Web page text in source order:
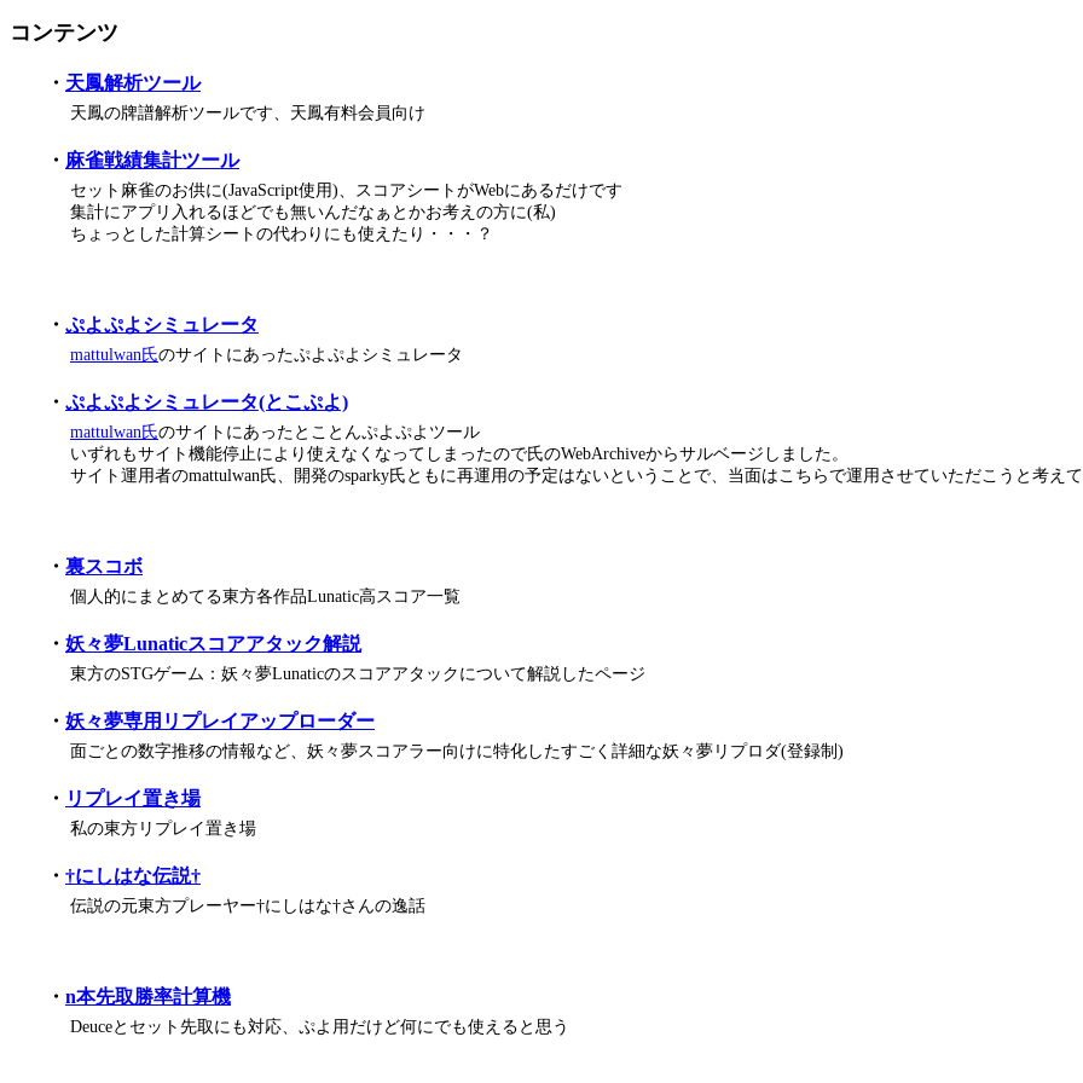
コンテンツ
・ 天鳳解析ツール
天鳳の牌譜解析ツールです、天鳳有料会員向け
・ 麻雀戦績集計ツール
セット麻雀のお供に(JavaScript使用)、スコアシートがWebにあるだけです
集計にアプリ入れるほどでも無いんだなぁとかお考えの方に(私)
ちょっとした計算シートの代わりにも使えたり・・・？
・ ぷよぷよシミュレータ
mattulwan氏のサイトにあったぷよぷよシミュレータ
・ ぷよぷよシミュレータ(とこぷよ)
mattulwan氏のサイトにあったとことんぷよぷよツール
いずれもサイト機能停止により使えなくなってしまったので氏のWebArchiveからサルベージしました。
サイト運用者のmattulwan氏、開発のsparky氏ともに再運用の予定はないということで、当面はこちらで運用させていただこうと考えて
・ 裏スコボ
個人的にまとめてる東方各作品Lunatic高スコア一覧
・ 妖々夢Lunaticスコアアタック解説
東方のSTGゲーム：妖々夢Lunaticのスコアアタックについて解説したページ
・ 妖々夢専用リプレイアップローダー
面ごとの数字推移の情報など、妖々夢スコアラー向けに特化したすごく詳細な妖々夢リプロダ(登録制)
・ リプレイ置き場
私の東方リプレイ置き場
・ †にしはな伝説†
伝説の元東方プレーヤー†にしはな†さんの逸話
・ n本先取勝率計算機
Deuceとセット先取にも対応、ぷよ用だけど何にでも使えると思う